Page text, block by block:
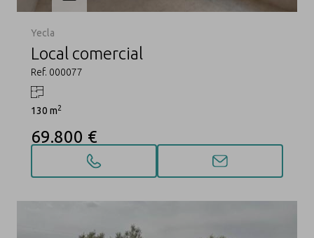
Yecla
Local comercial
Ref. 000077
130 m2
69.800 €